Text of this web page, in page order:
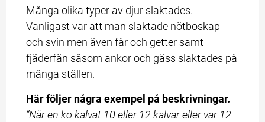
Många olika typer av djur slaktades.
Vanligast var att man slaktade nötboskap
och svin men även får och getter samt
fjäderfän såsom ankor och gäss slaktades på
många ställen.
Här följer några exempel på beskrivningar.
”När en ko kalvat 10 eller 12 kalvar eller var 12